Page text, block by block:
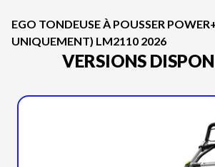
EGO TONDEUSE À POUSSER
UNIQUEMENT) LM2110 2026
VERSIONS